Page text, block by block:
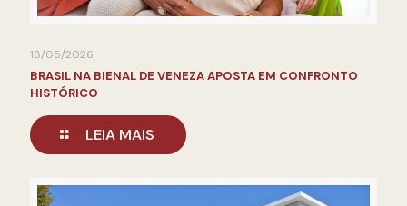
18/05/2026
BRASIL NA BIENAL DE VENEZA APOSTA EM CONFRONTO
HISTÓRICO
LEIA MAIS